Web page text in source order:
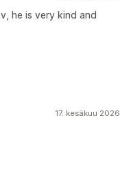
he is very kind and
17. kesäkuu 2026